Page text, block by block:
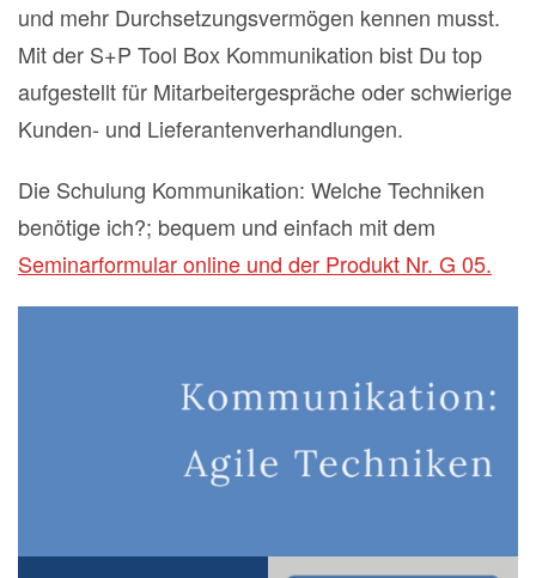
und mehr Durchsetzungsvermögen kennen musst.
Mit der S+P Tool Box Kommunikation bist Du top
aufgestellt für Mitarbeitergespräche oder schwierige
Kunden- und Lieferantenverhandlungen.
Die Schulung Kommunikation: Welche Techniken
benötige ich?; bequem und einfach mit dem
Seminarformular online und der Produkt Nr. G 05.